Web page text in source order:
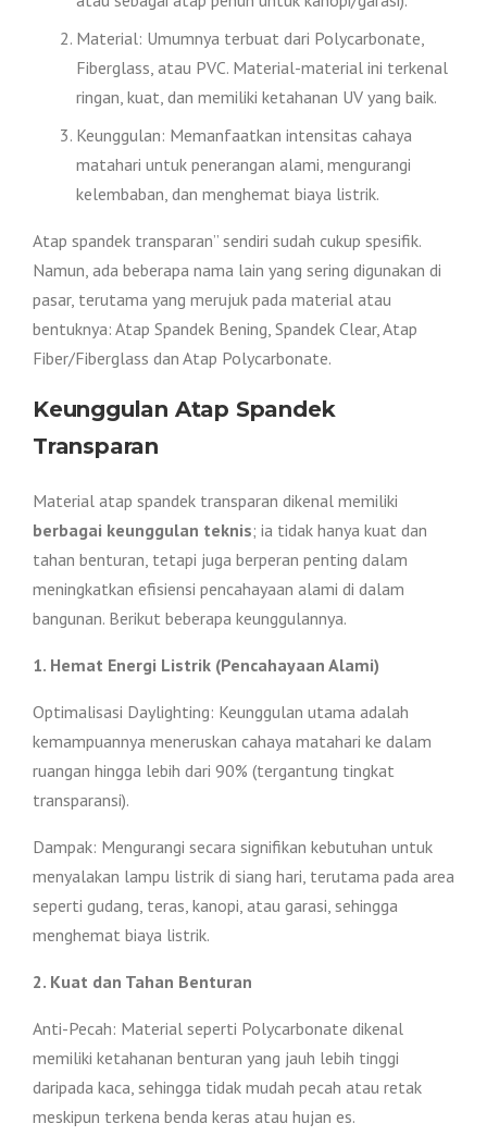
Material: Umumnya terbuat dari Polycarbonate,
Fiberglass, atau PVC. Material-material ini terkenal
ringan, kuat, dan memiliki ketahanan UV yang baik.
Keunggulan: Memanfaatkan intensitas cahaya
matahari untuk penerangan alami, mengurangi
kelembaban, dan menghemat biaya listrik.
Atap spandek transparan” sendiri sudah cukup spesifik.
Namun, ada beberapa nama lain yang sering digunakan di
pasar, terutama yang merujuk pada material atau
bentuknya: Atap Spandek Bening, Spandek Clear, Atap
Fiber/Fiberglass dan Atap Polycarbonate.
Keunggulan Atap Spandek
Transparan
Material atap spandek transparan dikenal memiliki
berbagai keunggulan teknis; ia tidak hanya kuat dan
tahan benturan, tetapi juga berperan penting dalam
meningkatkan efisiensi pencahayaan alami di dalam
bangunan. Berikut beberapa keunggulannya.
1. Hemat Energi Listrik (Pencahayaan Alami)
Optimalisasi Daylighting: Keunggulan utama adalah
kemampuannya meneruskan cahaya matahari ke dalam
ruangan hingga lebih dari 90% (tergantung tingkat
transparansi).
Dampak: Mengurangi secara signifikan kebutuhan untuk
menyalakan lampu listrik di siang hari, terutama pada area
seperti gudang, teras, kanopi, atau garasi, sehingga
menghemat biaya listrik.
2. Kuat dan Tahan Benturan
Anti-Pecah: Material seperti Polycarbonate dikenal
memiliki ketahanan benturan yang jauh lebih tinggi
daripada kaca, sehingga tidak mudah pecah atau retak
meskipun terkena benda keras atau hujan es.